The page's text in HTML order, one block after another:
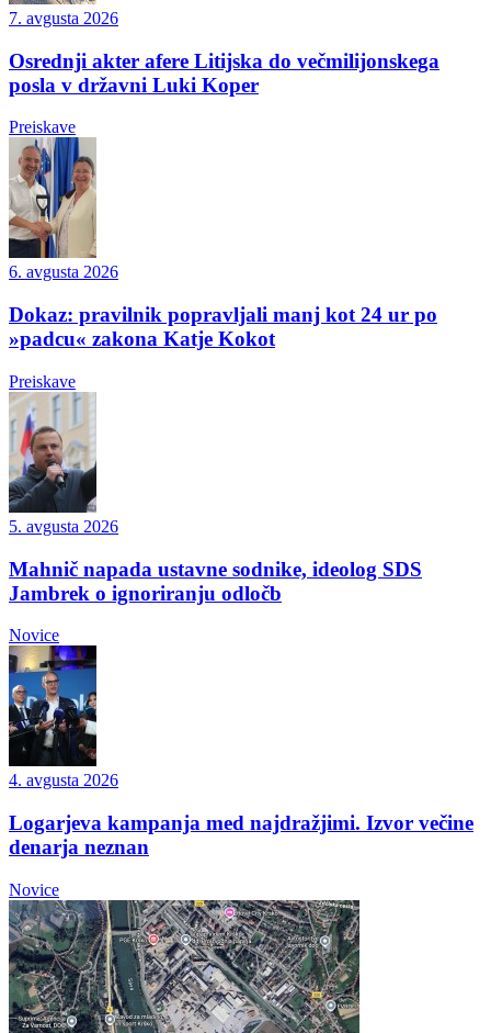
7. avgusta 2026
Osrednji akter afere Litijska do večmilijonskega
posla v državni Luki Koper
Preiskave
6. avgusta 2026
Dokaz: pravilnik popravljali manj kot 24 ur po
»padcu« zakona Katje Kokot
Preiskave
5. avgusta 2026
Mahnič napada ustavne sodnike, ideolog SDS
Jambrek o ignoriranju odločb
Novice
4. avgusta 2026
Logarjeva kampanja med najdražjimi. Izvor večine
denarja neznan
Novice